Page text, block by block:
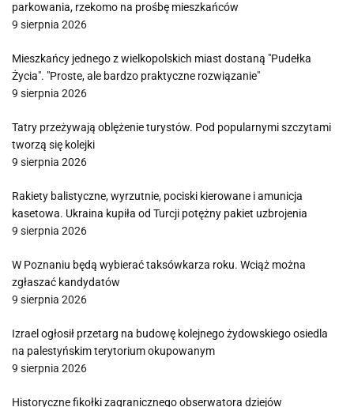
parkowania, rzekomo na prośbę mieszkańców
9 sierpnia 2026
Mieszkańcy jednego z wielkopolskich miast dostaną "Pudełka
Życia". "Proste, ale bardzo praktyczne rozwiązanie"
9 sierpnia 2026
Tatry przeżywają oblężenie turystów. Pod popularnymi szczytami
tworzą się kolejki
9 sierpnia 2026
Rakiety balistyczne, wyrzutnie, pociski kierowane i amunicja
kasetowa. Ukraina kupiła od Turcji potężny pakiet uzbrojenia
9 sierpnia 2026
W Poznaniu będą wybierać taksówkarza roku. Wciąż można
zgłaszać kandydatów
9 sierpnia 2026
Izrael ogłosił przetarg na budowę kolejnego żydowskiego osiedla
na palestyńskim terytorium okupowanym
9 sierpnia 2026
Historyczne fikołki zagranicznego obserwatora dziejów